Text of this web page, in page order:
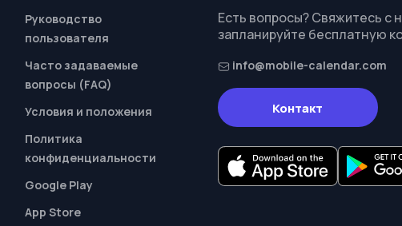
Руководство
пользователя
Часто задаваемые
вопросы (FAQ)
Условия и положения
Политика
конфиденциальности
Google Play
App Store
Есть вопросы? Свяжитесь с
запланируйте бесплатную
info@mobile-calendar.com
Контакт